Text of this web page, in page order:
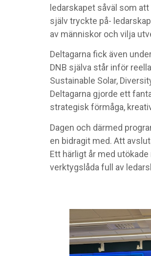
ledarskapet såväl som
själv tryckte på-
av människor och vilja
Deltagarna fick även
DNB själva står inför
Sustainable Solar,
Deltagarna gjorde ett
strategisk förmåga,
Dagen och därmed
en bidragit med. Att
Ett härligt år med
verktygslåda full av